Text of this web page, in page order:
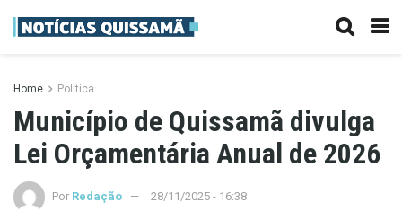
Home Política
Município de Quissamã divulga
Lei Orçamentária Anual de 2026
Por Redação 28/11/2025 - 16:38